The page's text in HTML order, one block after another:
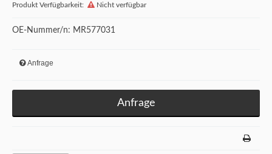
Produkt Verfügbarkeit:
Nicht verfügbar
OE-Nummer/n: MR577031
Anfrage
Anfrage